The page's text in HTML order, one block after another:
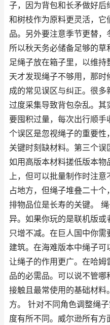
子，因为背包和长矛做好
和树枝作为原料更灵活，
品。另外要注意季节更替，
所以秋天务必储备足够的
足绳子放在箱子里，以维
天才发现绳子不够用，那
成的常见误区与纠正。很
过度采集导致背包杂乱。
要囤积过量，每次出行顺
个误区是忽视绳子的重要
关键时刻缺材料。第三个
如用高版本材料搓低版本
上，但可以批量制作时注
占地方，但绳子堆叠二十
排物品位是长寿的关键。
异。如果你玩的是联机版
只增不减。在巨人国中你
建筑。在海难版本中绳子
让绳子的作用更广。在哈
品的必需品。可以说不管
接触且最常使用的基础材
方。 针对不同角色调整绳
度有所不同。威尔逊所有